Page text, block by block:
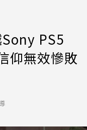
PS5
仰無效慘敗